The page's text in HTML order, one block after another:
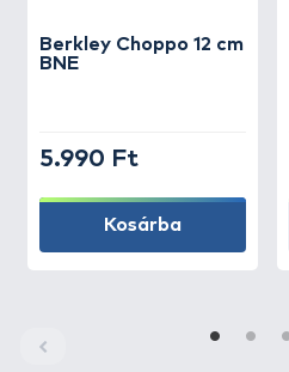
Berkley Choppo 12 cm
BNE
5.990 Ft
Kosárba